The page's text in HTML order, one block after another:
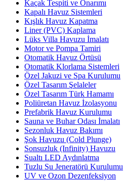
Kaçak Tespiti ve Onarımı
Kapalı Havuz Sistemleri
Kışlık Havuz Kapatma
Liner (PVC) Kaplama
Lüks Villa Havuzu İmalatı
Motor ve Pompa Tamiri
Otomatik Havuz Örtüsü
Otomatik Klorlama Sistemleri
Özel Jakuzi ve Spa Kurulumu
Özel Tasarım Şelaleler
Özel Tasarım Türk Hamamı
Poliüretan Havuz İzolasyonu
Prefabrik Havuz Kurulumu
Sauna ve Buhar Odası İmalatı
Sezonluk Havuz Bakımı
Şok Havuzu (Cold Plunge)
Sonsuzluk (Infinity) Havuzu
Sualtı LED Aydınlatma
Tuzlu Su Jeneratörü Kurulumu
UV ve Ozon Dezenfeksiyon